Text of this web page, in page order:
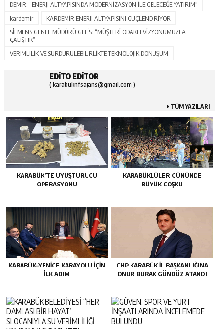
DEMİR: “ENERJİ ALTYAPISINDA MODERNİZASYON İLE GELECEĞE YATIRIM"
kardemir
KARDEMİR ENERJİ ALTYAPISINI GÜÇLENDİRİYOR
SİEMENS GENEL MÜDÜRÜ GELİS: “MÜŞTERİ ODAKLI VİZYONUMUZLA
ÇALIŞTIK”
VERİMLİLİK VE SÜRDÜRÜLEBİLİRLİKTE TEKNOLOJİK DÖNÜŞÜM
EDITO EDITOR
( karabuknfsajans@gmail.com )
TÜM YAZILARI
KARABÜK’TE UYUŞTURUCU
OPERASYONU
KARABÜKLÜLER GÜNÜNDE
BÜYÜK COŞKU
KARABÜK–YENİCE KARAYOLU İÇİN
İLK ADIM
CHP KARABÜK İL BAŞKANLIĞINA
ONUR BURAK GÜNDÜZ ATANDI